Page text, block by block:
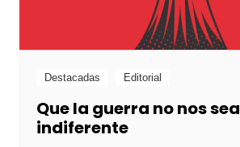
Destacadas Editorial
Que la guerra no nos sea
indiferente